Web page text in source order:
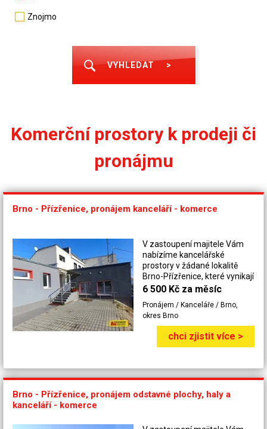
Znojmo
VYHLEDAT >
Komerční prostory k prodeji či
pronájmu
Brno - Přízřenice, pronájem kanceláří - komerce
V zastoupení majitele Vám
nabízíme kancelářské
prostory v žádané lokalitě
Brno-Přízřenice, které vynikají
výbornou dopravní
nachází mezi hlavními
dopravními tahy napojujícími
směru Brno–Vídeň, Brno–
vzdálen pouhých 2,5 km od
administrativní zázemí pro
6 500 Kč za měsíc
Pronájem / Kanceláře / Brno,
okres Brno
chci zjistit více >
Brno - Přízřenice, pronájem odstavné plochy, haly a
kanceláří - komerce